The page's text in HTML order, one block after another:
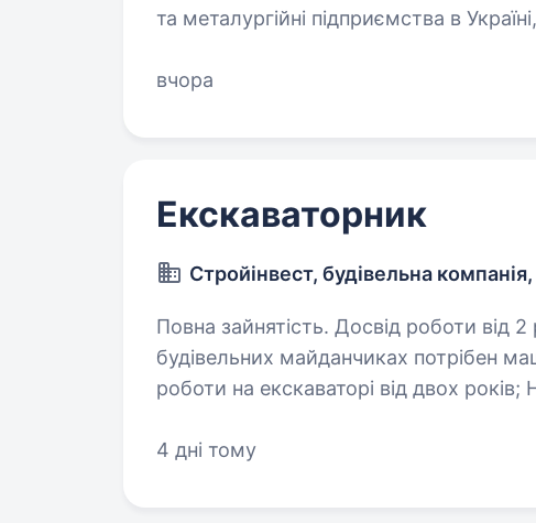
та металургійні підприємства в
до виробництва…
вчора
Екскаваторник
Стройінвест, будівельна
Повна зайнятість. Досвід роботи від 2 років. Для виконання
будівельних майданчиках потрібен
роботи на екскаваторі від двох років; Наявність відповідних документів
4 дні тому